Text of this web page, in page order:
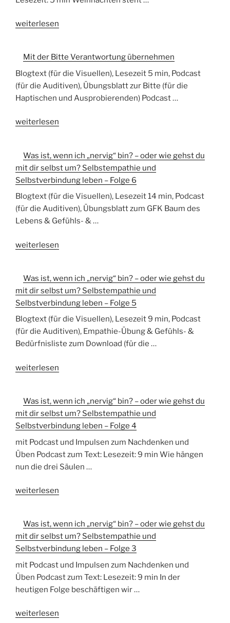
wie
hilft,
damit
umzugehen“
„Wohin
Schuld
beim
Ent-
„Schuld“-
weiterlesen
Mit der Bitte Verantwortung übernehmen
Blogtext (für die Visuellen), Lesezeit 5 min, Podcast
(für die Auditiven), Übungsblatt zur Bitte (für die
Haptischen und Ausprobierenden) Podcast …
„Mit
Verantwortung
übernehmen“
weiterlesen
Was ist, wenn ich „nervig“ bin? – oder wie gehst du
mit dir selbst um? Selbstempathie und
Selbstverbindung leben – Folge 6
Blogtext (für die Visuellen), Lesezeit 14 min, Podcast
(für die Auditiven), Übungsblatt zum GFK Baum des
Lebens & Gefühls- & …
„Was
ich
„nervig“
bin?
–
oder
wie
du
selbst
um?
Selbstempathie
und
Selbstverbindung
leben
Folge
weiterlesen
Was ist, wenn ich „nervig“ bin? – oder wie gehst du
mit dir selbst um? Selbstempathie und
Selbstverbindung leben – Folge 5
Blogtext (für die Visuellen), Lesezeit 9 min, Podcast
(für die Auditiven), Empathie-Übung & Gefühls- &
Bedürfnisliste zum Download (für die …
„Was
ich
„nervig“
bin?
–
oder
wie
du
selbst
um?
Selbstempathie
und
Selbstverbindung
leben
Folge
weiterlesen
Was ist, wenn ich „nervig“ bin? – oder wie gehst du
mit dir selbst um? Selbstempathie und
Selbstverbindung leben – Folge 4
mit Podcast und Impulsen zum Nachdenken und
Üben Podcast zum Text: Lesezeit: 9 min Wie hängen
nun die drei Säulen …
„Was
ich
„nervig“
bin?
–
oder
wie
du
weiterlesen
Was ist, wenn ich „nervig“ bin? – oder wie gehst du
mit dir selbst um? Selbstempathie und
Selbstverbindung leben – Folge 3
mit Podcast und Impulsen zum Nachdenken und
Üben Podcast zum Text: Lesezeit: 9 min In der
heutigen Folge beschäftigen wir …
„Was
weiterlesen